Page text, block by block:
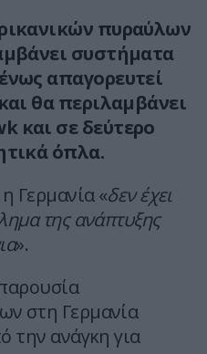
πυραύλων
συστήματα
απαγορευτεί
θα περιλαμβάνει
και σε δεύτερο
όπλα.
Γερμανία «δεν έχει
της ανάπτυξης
».
στη Γερμανία
την ανάγκη για